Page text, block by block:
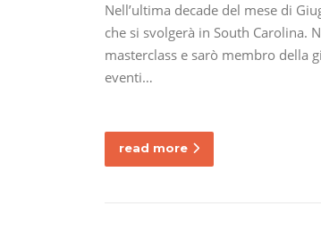
Nell’ultima decade del mese di
che si svolgerà in South Carolina.
masterclass e sarò membro della
eventi…
read more